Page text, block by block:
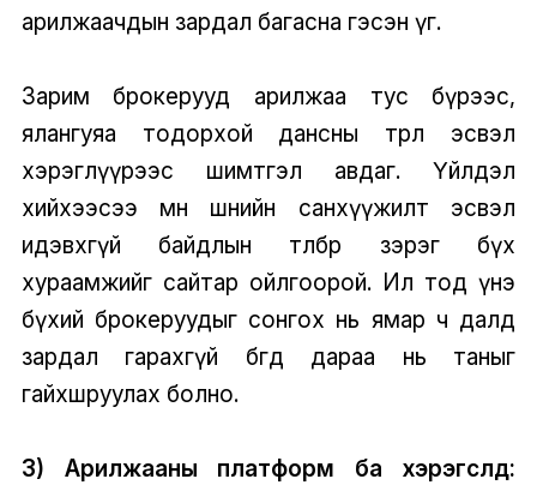
арилжаачдын зардал багасна гэсэн үг.
Зарим брокерууд арилжаа тус бүрээс,
ялангуяа тодорхой дансны төрөл эсвэл
хэрэглүүрээс шимтгэл авдаг. Үйлдэл
хийхээсээ өмнө шөнийн санхүүжилт эсвэл
идэвхгүй байдлын төлбөр зэрэг бүх
хураамжийг сайтар ойлгоорой. Ил тод үнэ
бүхий брокеруудыг сонгох нь ямар ч далд
зардал гарахгүй бөгөөд дараа нь таныг
гайхшруулах болно.
3) Арилжааны платформ ба хэрэгслүүд: